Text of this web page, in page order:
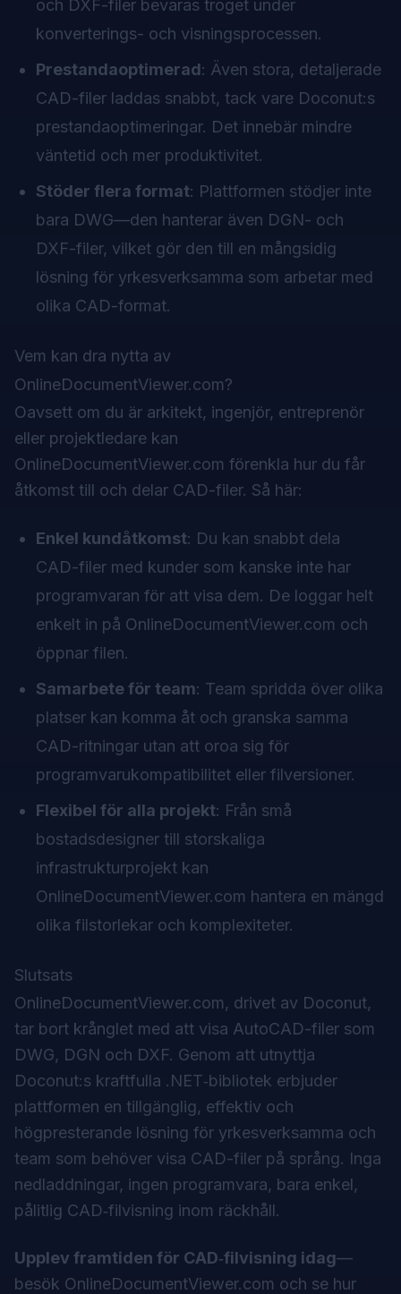
och DXF-filer bevaras troget under
konverterings- och visningsprocessen.
Prestandaoptimerad: Även stora, detaljerade
CAD-filer laddas snabbt, tack vare Doconut:s
prestandaoptimeringar. Det innebär mindre
väntetid och mer produktivitet.
Stöder flera format: Plattformen stödjer inte
bara DWG—den hanterar även DGN- och
DXF-filer, vilket gör den till en mångsidig
lösning för yrkesverksamma som arbetar med
olika CAD-format.
Vem kan dra nytta av
OnlineDocumentViewer.com?
Oavsett om du är arkitekt, ingenjör, entreprenör
eller projektledare kan
OnlineDocumentViewer.com förenkla hur du får
åtkomst till och delar CAD-filer. Så här:
Enkel kundåtkomst: Du kan snabbt dela
CAD-filer med kunder som kanske inte har
programvaran för att visa dem. De loggar helt
enkelt in på OnlineDocumentViewer.com och
öppnar filen.
Samarbete för team: Team spridda över olika
platser kan komma åt och granska samma
CAD-ritningar utan att oroa sig för
programvarukompatibilitet eller filversioner.
Flexibel för alla projekt: Från små
bostadsdesigner till storskaliga
infrastrukturprojekt kan
OnlineDocumentViewer.com hantera en mängd
olika filstorlekar och komplexiteter.
Slutsats
OnlineDocumentViewer.com, drivet av Doconut,
tar bort krånglet med att visa AutoCAD-filer som
DWG, DGN och DXF. Genom att utnyttja
Doconut:s kraftfulla .NET‑bibliotek erbjuder
plattformen en tillgänglig, effektiv och
högpresterande lösning för yrkesverksamma och
team som behöver visa CAD-filer på språng. Inga
nedladdningar, ingen programvara, bara enkel,
pålitlig CAD‑filvisning inom räckhåll.
Upplev framtiden för CAD‑filvisning idag—
besök OnlineDocumentViewer.com och se hur